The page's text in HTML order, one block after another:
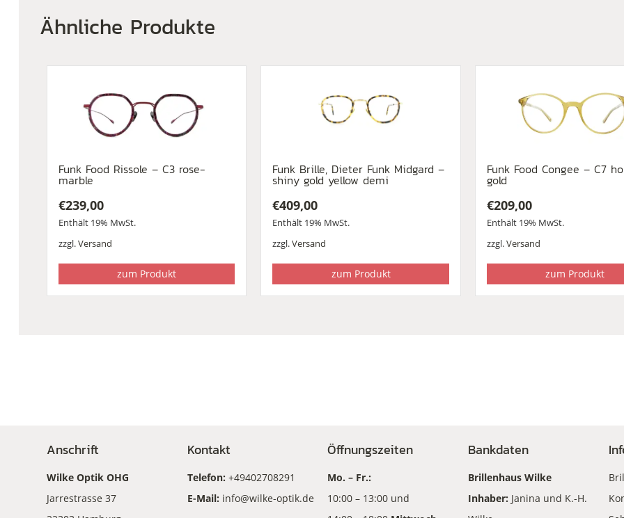
Ähnliche Produkte
Funk Food Rissole – C3 rose-
marble
€239,00
Enthält 19% MwSt.
zzgl.Versand
zum Produkt
Funk Brille, Dieter Funk Midgard –
shiny gold yellow demi
€409,00
Enthält 19% MwSt.
zzgl.Versand
zum Produkt
Funk Food Congee – C7
gold
€209,00
Enthält 19% MwSt.
zzgl.Versand
zum Produkt
Anschrift
Wilke Optik OHG
Jarrestrasse 37
Kontakt
Telefon: +49402708291
E-Mail: info@wilke-optik.de
Öffnungszeiten
Mo. – Fr.:
10:00 – 13:00 und
Bankdaten
Brillenhaus Wilke
Inhaber: Janina und K.-H.